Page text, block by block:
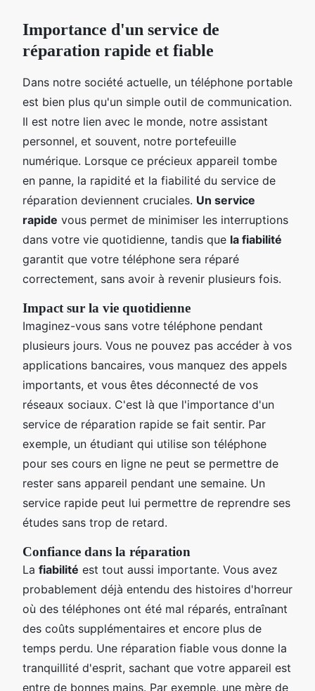
Importance d'un service de
réparation rapide et fiable
Dans notre société actuelle, un téléphone portable
est bien plus qu'un simple outil de communication.
Il est notre lien avec le monde, notre assistant
personnel, et souvent, notre portefeuille
numérique. Lorsque ce précieux appareil tombe
en panne, la rapidité et la fiabilité du service de
réparation deviennent cruciales. Un service
rapide vous permet de minimiser les interruptions
dans votre vie quotidienne, tandis que la fiabilité
garantit que votre téléphone sera réparé
correctement, sans avoir à revenir plusieurs fois.
Impact sur la vie quotidienne
Imaginez-vous sans votre téléphone pendant
plusieurs jours. Vous ne pouvez pas accéder à vos
applications bancaires, vous manquez des appels
importants, et vous êtes déconnecté de vos
réseaux sociaux. C'est là que l'importance d'un
service de réparation rapide se fait sentir. Par
exemple, un étudiant qui utilise son téléphone
pour ses cours en ligne ne peut se permettre de
rester sans appareil pendant une semaine. Un
service rapide peut lui permettre de reprendre ses
études sans trop de retard.
Confiance dans la réparation
La fiabilité est tout aussi importante. Vous avez
probablement déjà entendu des histoires d'horreur
où des téléphones ont été mal réparés, entraînant
des coûts supplémentaires et encore plus de
temps perdu. Une réparation fiable vous donne la
tranquillité d'esprit, sachant que votre appareil est
entre de bonnes mains. Par exemple, une mère de